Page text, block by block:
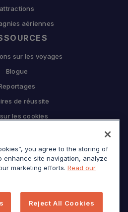
attractions
aériennes
sur les voyages
Blogue
de réussite
sur les cookies
Sojern
partenariat avec nous
Presse
de confidentialité
you agree to the storing of
enhance site navigation, analyze
marketing efforts. Read our
Reject All Cookies